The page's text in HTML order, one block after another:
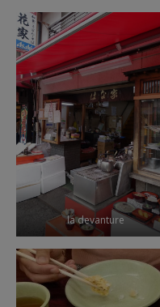
la devanture